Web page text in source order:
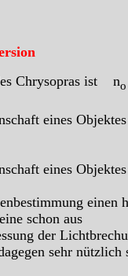
Chrysopras ist no
eines Objektes
eines Objektes
einen
schon aus
der
sehr nützlich